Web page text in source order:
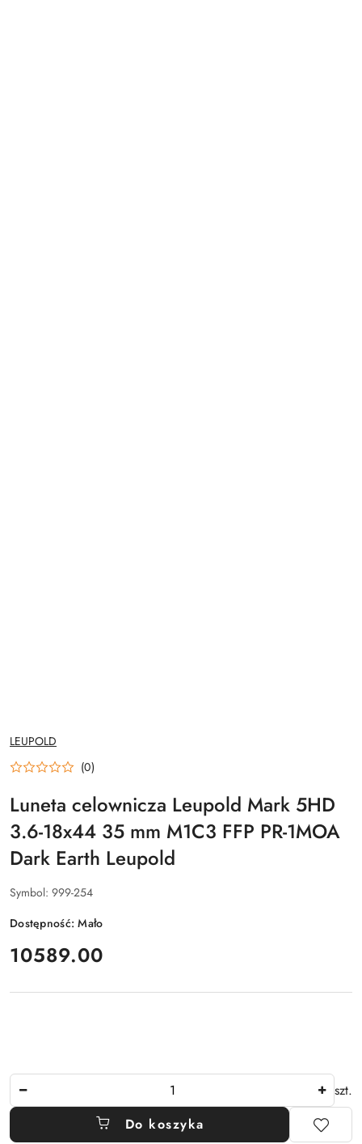
NAZWA
PRODUCENTA:
LEUPOLD
(0)
Luneta celownicza Leupold Mark 5HD
3.6-18x44 35 mm M1C3 FFP PR-1MOA
Dark Earth Leupold
Symbol: 999-254
Dostępność:Mało
cena:
10589.00
szt.
Do koszyka